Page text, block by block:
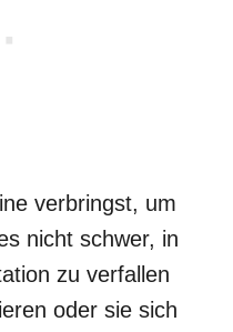
verbringst, um
nicht schwer, in
zu verfallen
oder sie sich